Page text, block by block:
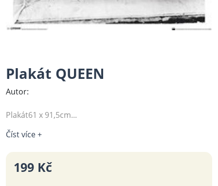
Plakát QUEEN
Autor:
Plakát61 x 91,5cm...
Číst více +
199 Kč